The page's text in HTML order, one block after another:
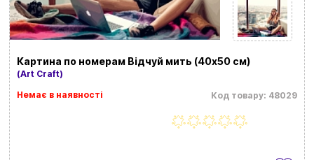
Картина по номерам Відчуй мить (40х50 см)
(Art Craft)
Код товару: 48029
Немає в наявності